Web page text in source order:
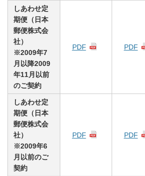
しあわせ定
期便（日本
郵便株式会
社）
※2009年7
月以降2009
年11月以前
のご契約
PDF PDF
しあわせ定
期便（日本
郵便株式会
社）
※2009年6
月以前のご
契約
PDF PDF